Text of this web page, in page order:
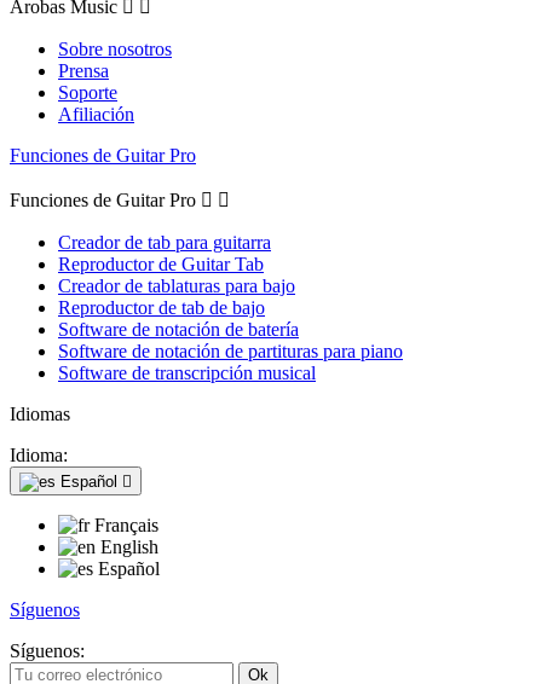
Arobas Music  
Sobre nosotros
Prensa
Soporte
Afiliación
Funciones de Guitar Pro
Funciones de Guitar Pro  
Creador de tab para guitarra
Reproductor de Guitar Tab
Creador de tablaturas para bajo
Reproductor de tab de bajo
Software de notación de batería
Software de notación de partituras para piano
Software de transcripción musical
Idiomas
Idioma:
Español 
Français
English
Español
Síguenos
Síguenos: